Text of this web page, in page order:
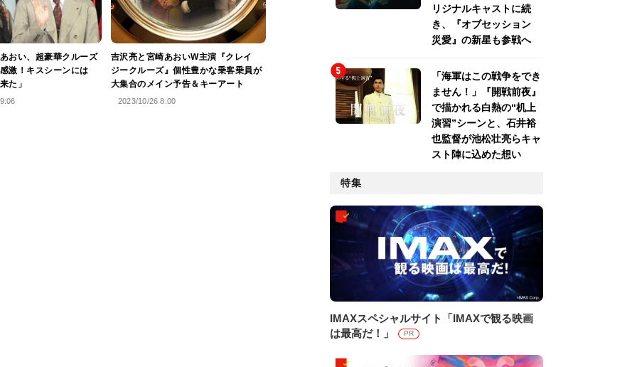
おい、超豪華クルーズ
激！キスシーンには
た」
吉沢亮と宮崎あおいW主演『クレイ
ジークルーズ』個性豊かな乗客乗員が
大集合のメイン予告＆キーアート
2023/10/26 8:00
リジナルキャストに続
き、『オブセッション
災愛』の新星も参戦へ
「海軍はこの戦争をでき
ません！」『開戦前夜』
で描かれる白熱の“机上
演習”シーンと、石井裕
也監督が池松壮亮らキャ
スト陣に込めた想い
特集
IMAXスペシャルサイト「IMAXで観る映画
は最高だ！」
PR